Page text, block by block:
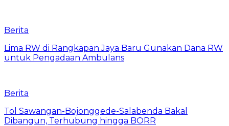
Berita
Lima RW di Rangkapan Jaya Baru Gunakan Dana RW
untuk Pengadaan Ambulans
Berita
Tol Sawangan-Bojonggede-Salabenda Bakal
Dibangun, Terhubung hingga BORR